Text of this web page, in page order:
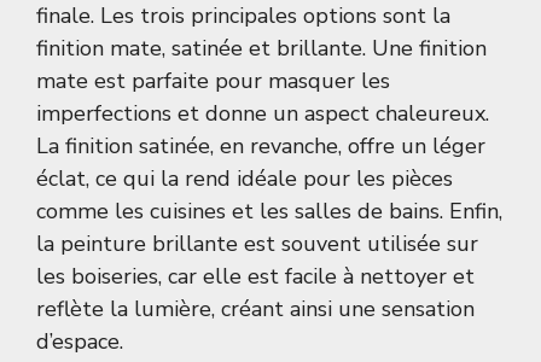
finale. Les trois principales options sont la
finition mate, satinée et brillante. Une finition
mate est parfaite pour masquer les
imperfections et donne un aspect chaleureux.
La finition satinée, en revanche, offre un léger
éclat, ce qui la rend idéale pour les pièces
comme les cuisines et les salles de bains. Enfin,
la peinture brillante est souvent utilisée sur
les boiseries, car elle est facile à nettoyer et
reflète la lumière, créant ainsi une sensation
d’espace.